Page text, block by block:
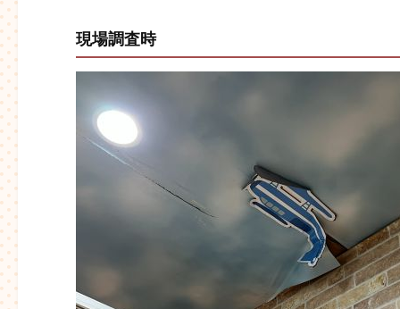
現場調査時